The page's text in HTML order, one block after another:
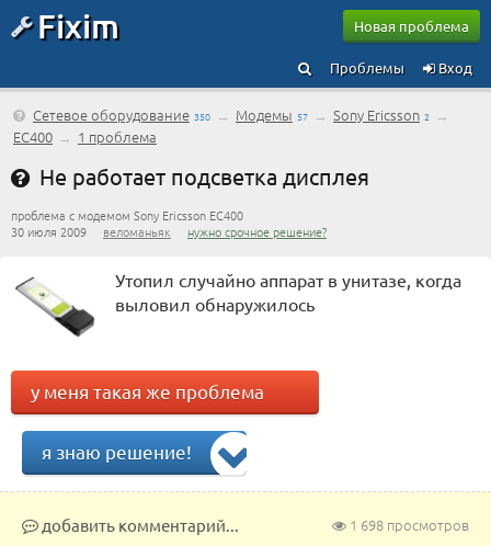
Fixim Новая проблема
Вход
Проблемы
Сетевое оборудование 350 → Модемы 57 → Sony Ericsson 2 →
EC400 → 1 проблема
Не работает подсветка дисплея
проблема с модемом Sony Ericsson EC400
30 июля 2009 веломаньяк нужно срочное решение?
Утопил случайно аппарат в унитазе, когда
выловил обнаружилось
у меня такая же проблема
я знаю решение!
1 698 просмотров
добавить комментарий...